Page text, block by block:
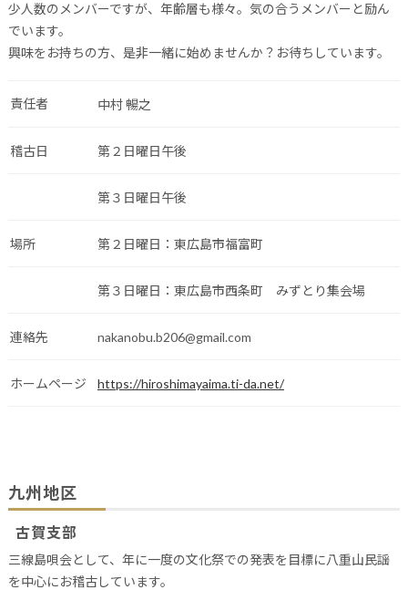
少人数のメンバーですが、年齢層も様々。気の合うメンバーと励ん
でいます。
興味をお持ちの方、是非一緒に始めませんか？お待ちしています。
責任者 中村 暢之
稽古日 第２日曜日午後
第３日曜日午後
場所 第２日曜日：東広島市福富町
第３日曜日：東広島市西条町 みずとり集会場
連絡先 nakanobu.b206@gmail.com
ホームページ https://hiroshimayaima.ti-da.net/
九州地区
古賀支部
三線島唄会として、年に一度の文化祭での発表を目標に八重山民謡
を中心にお稽古しています。